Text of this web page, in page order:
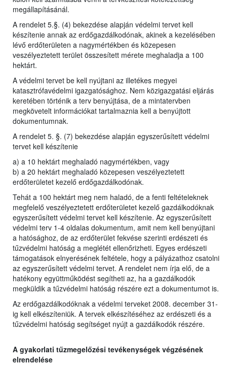
megállapításánál.
A rendelet 5.§. (4) bekezdése alapján védelmi tervet kell
készítenie annak az erdőgazdálkodónak, akinek a kezelésében
lévő erdőterületen a nagymértékben és közepesen
veszélyeztetett terület összesített mérete meghaladja a 100
hektárt.
A védelmi tervet be kell nyújtani az illetékes megyei
katasztrófavédelmi igazgatósághoz. Nem közigazgatási eljárás
keretében történik a terv benyújtása, de a mintatervben
megkövetelt információkat tartalmaznia kell a benyújtott
dokumentumnak.
A rendelet 5. §. (7) bekezdése alapján egyszerűsített védelmi
tervet kell készítenie
a) a 10 hektárt meghaladó nagymértékben, vagy
b) a 20 hektárt meghaladó közepesen veszélyeztetett
erdőterületet kezelő erdőgazdálkodónak.
Tehát a 100 hektárt meg nem haladó, de a fenti feltételeknek
megfelelő veszélyeztetett erdőterületet kezelő gazdálkodóknak
egyszerűsített védelmi tervet kell készítenie. Az egyszerűsített
védelmi terv 1-4 oldalas dokumentum, amit nem kell benyújtani
a hatósághoz, de az erdőterület fekvése szerinti erdészeti és
tűzvédelmi hatóság a meglétét ellenőrizheti. Egyes erdészeti
támogatások elnyerésének feltétele, hogy a pályázathoz csatolni
az egyszerűsített védelmi tervet. A rendelet nem írja elő, de a
hatékony együttműködést segítheti az, ha a gazdálkodók
megküldik a tűzvédelmi hatóság részére ezt a dokumentumot is.
Az erdőgazdálkodóknak a védelmi terveket 2008. december 31-
ig kell elkészíteniük. A tervek elkészítéséhez az erdészeti és a
tűzvédelmi hatóság segítséget nyújt a gazdálkodók részére.
A gyakorlati tűzmegelőzési tevékenységek végzésének
elrendelése